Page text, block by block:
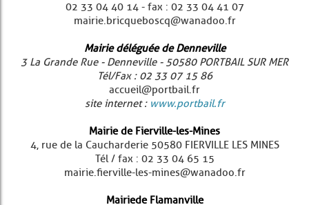
02 33 04 40 14 - fax : 02 33 04 41 07
mairie.bricqueboscq@wanadoo.fr
Mairie déléguée de Denneville
3 La Grande Rue - Denneville - 50580 PORTBAIL SUR MER
Tél/Fax : 02 33 07 15 86
accueil@portbail.fr
site internet : www.portbail.fr
Mairie de Fierville-les-Mines
4, rue de la Caucharderie 50580 FIERVILLE LES MINES
Tél / fax : 02 33 04 65 15
mairie.fierville-les-mines@wanadoo.fr
Mairie de Flamanville